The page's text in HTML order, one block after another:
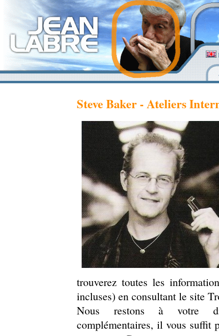
Steve Baker - Ateliers
trouverez toutes les
incluses) en consultant le site
Nous restons à votre
complémentaires, il vous suffit